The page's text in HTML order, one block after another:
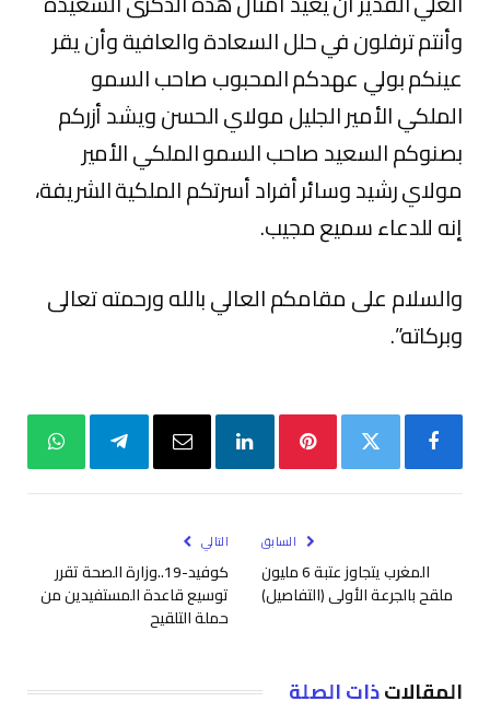
وأنتم ترفلون في حلل السعادة والعافية وأن يقر
عينكم بولي عهدكم المحبوب صاحب السمو
الملكي الأمير الجليل مولاي الحسن ويشد أزركم
بصنوكم السعيد صاحب السمو الملكي الأمير
مولاي رشيد وسائر أفراد أسرتكم الملكية الشريفة،
إنه للدعاء سميع مجيب.
والسلام على مقامكم العالي بالله ورحمته تعالى
وبركاته”.
لينكدإن البريد
السابق
المغرب يتجاوز عتبة 6 مليون
ملقح بالجرعة الأولى (التفاصيل)
التالي
كوفيد-19..وزارة الصحة تقرر
توسيع قاعدة المستفيدين من
حملة التلقيح
المقالاتذات الصلة